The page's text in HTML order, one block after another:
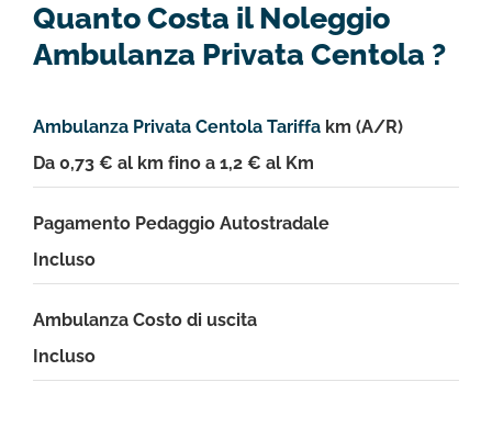
Quanto Costa il Noleggio
Ambulanza Privata Centola ?
Ambulanza Privata Centola Tariffa km (A/R)
Da 0,73 € al km fino a 1,2 € al Km
Pagamento Pedaggio Autostradale
Incluso
Ambulanza Costo di uscita
Incluso